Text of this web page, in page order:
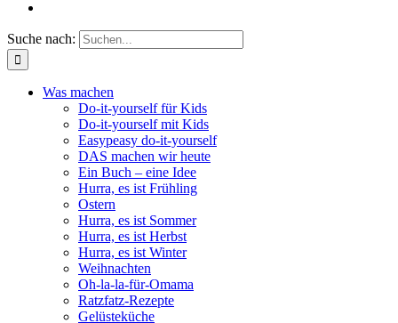
Suche nach:
Was machen
Do-it-yourself für Kids
Do-it-yourself mit Kids
Easypeasy do-it-yourself
DAS machen wir heute
Ein Buch – eine Idee
Hurra, es ist Frühling
Ostern
Hurra, es ist Sommer
Hurra, es ist Herbst
Hurra, es ist Winter
Weihnachten
Oh-la-la-für-Omama
Ratzfatz-Rezepte
Gelüsteküche